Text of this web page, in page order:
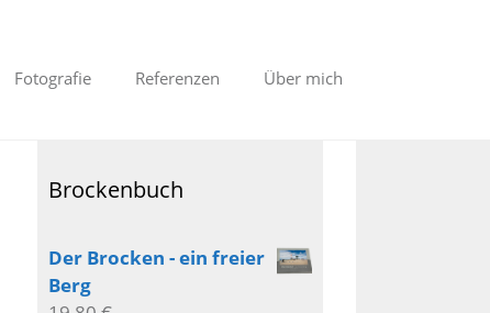
Fotografie Referenzen Über mich
Brockenbuch
Der Brocken - ein freier
Berg